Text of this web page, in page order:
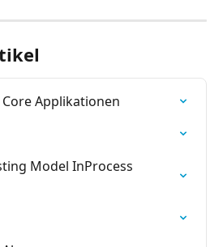
Core Applikationen
Model InProcess